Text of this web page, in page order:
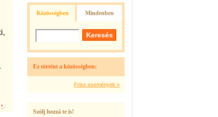
Közösségben Mindenben
Ez történt a közösségben:
Friss események »
Szólj hozzá te is!